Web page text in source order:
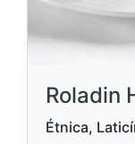
Roladin
Étnica,